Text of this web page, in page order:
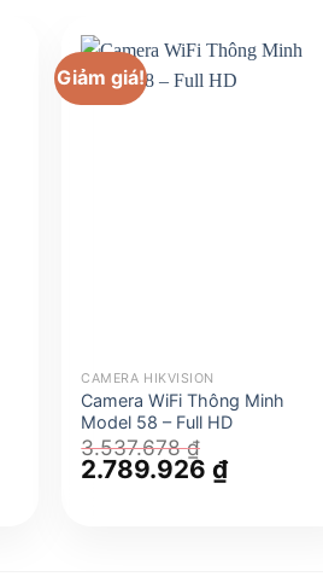
Giảm giá!
CAMERA HIKVISION
Camera WiFi Thông Minh
Model 58 – Full HD
3.537.678₫
Giá
gốc
2.789.926₫Giá